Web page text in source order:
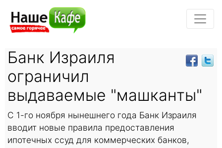
Банк Израиля
ограничил
выдаваемые "машканты"
С 1-го ноября нынешнего года Банк Израиля
вводит новые правила предоставления
ипотечных ссуд для коммерческих банков,